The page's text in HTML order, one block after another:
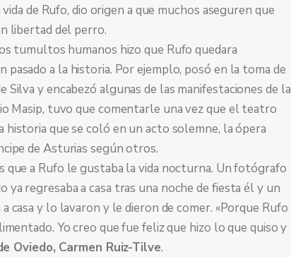
de Rufo, dio origen a que muchos aseguren que
libertad del perro.
tumultos humanos hizo que Rufo quedara
pasado a la historia. Por ejemplo, posó en la toma de
y encabezó algunas de las manifestaciones de la
Masip, tuvo que comentarle una vez que el teatro
que se coló en un acto solemne, la ópera
de Asturias según otros.
que a Rufo le gustaba la vida nocturna. Un fotógrafo
ya regresaba a casa tras una noche de fiesta él y un
casa y lo lavaron y le dieron de comer. «Porque Rufo
Yo creo que fue feliz que hizo lo que quiso y
Oviedo, Carmen Ruiz-Tilve.